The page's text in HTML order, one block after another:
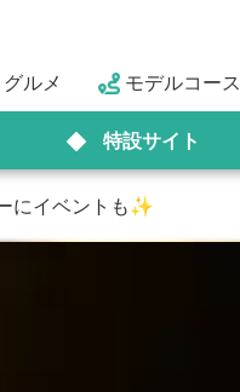
グルメ モデルコース
特設サイト
にイベントも✨